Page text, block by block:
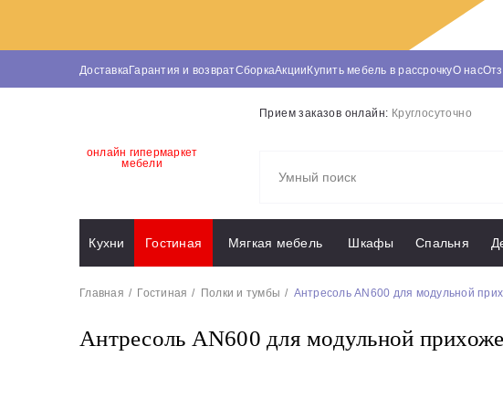
ДоставкаГарантия и возвратСборкаАкцииКупить мебель в рассрочкуО нас
онлайн гипермаркет
мебели
Прием заказов онлайн: Круглосуточно
Кухни Гостиная Мягкая мебель Шкафы Спальня
Главная Гостиная Полки и тумбы Антресоль AN600 для модульной
Антресоль AN600 для модульной